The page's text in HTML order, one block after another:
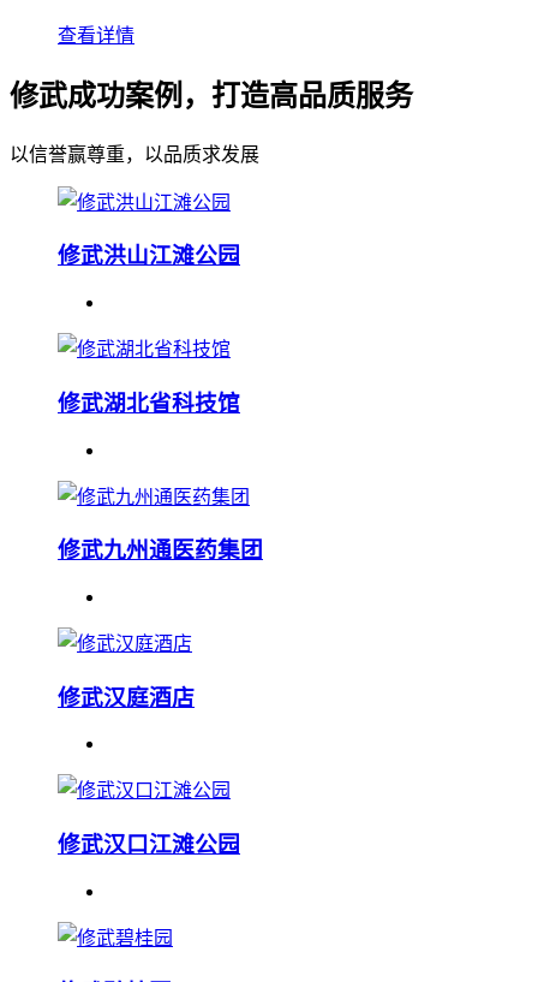
查看详情
修武成功案例，打造高品质服务
以信誉赢尊重，以品质求发展
修武洪山江滩公园
修武湖北省科技馆
修武九州通医药集团
修武汉庭酒店
修武汉口江滩公园